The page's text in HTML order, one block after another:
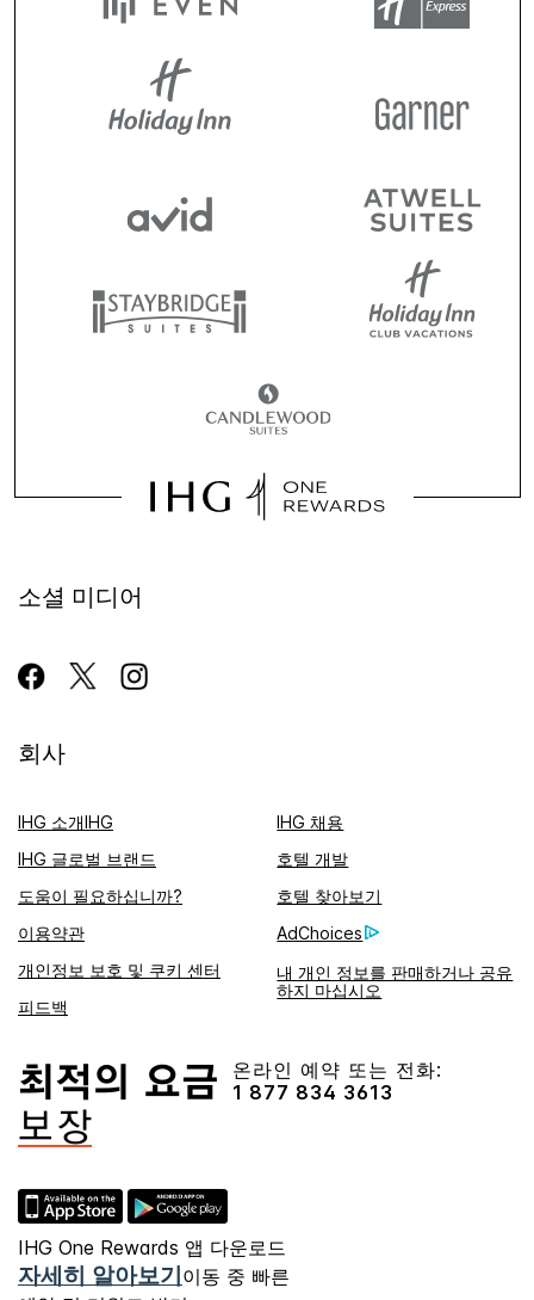
소셜 미디어
회사
IHG 소개IHG
IHG 채용
IHG 글로벌 브랜드
호텔 개발
도움이 필요하십니까?
호텔 찾아보기
이용약관
AdChoices
개인정보 보호 및 쿠키 센터
내 개인 정보를 판매하거나 공유
하지 마십시오
피드백
온라인 예약 또는 전화:
1 877 834 3613
IHG One Rewards 앱 다운로드
자세히 알아보기 이동 중 빠른